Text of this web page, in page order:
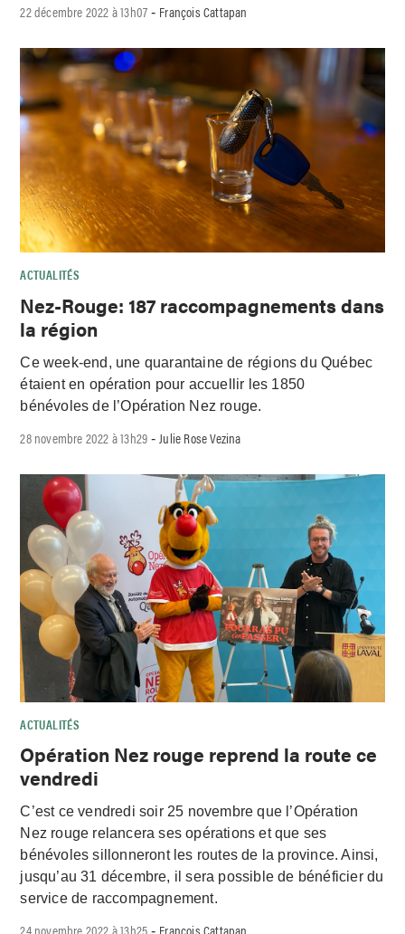
22 décembre 2022 à 13h07 - François Cattapan
ACTUALITÉS
Nez-Rouge: 187 raccompagnements dans
la région
Ce week-end, une quarantaine de régions du Québec
étaient en opération pour accuellir les 1850
bénévoles de l’Opération Nez rouge.
28 novembre 2022 à 13h29 - Julie Rose Vezina
ACTUALITÉS
Opération Nez rouge reprend la route ce
vendredi
C’est ce vendredi soir 25 novembre que l’Opération
Nez rouge relancera ses opérations et que ses
bénévoles sillonneront les routes de la province. Ainsi,
jusqu’au 31 décembre, il sera possible de bénéficier du
service de raccompagnement.
24 novembre 2022 à 13h25 - François Cattapan